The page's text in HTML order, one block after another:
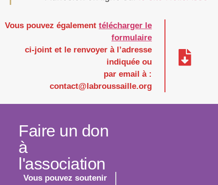
Vous pouvez égalementtélécharger le
formulaire
ci-joint et le renvoyer à l’adresse
indiquée ou
par email à :
contact@labroussaille.org
Faire un don
à
l'association
Vous pouvez soutenir